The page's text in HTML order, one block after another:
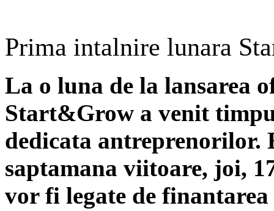
Prima intalnire lunara
La o luna de la lansarea
Start&Grow a venit
dedicata antreprenorilor.
saptamana viitoare, joi,
vor fi legate de